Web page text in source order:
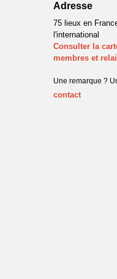
Adresse
75 lieux en
l'international
Consulter la
membres et
Une remarque ?
contact